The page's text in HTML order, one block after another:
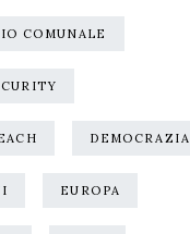
COMUNALE
DEMOCRAZIA
EUROPA